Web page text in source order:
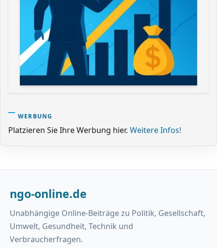
WERBUNG
Platzieren Sie Ihre Werbung hier. Weitere Infos!
ngo-online.de
Unabhängige Online-Beiträge zu Politik, Gesellschaft,
Umwelt, Gesundheit, Technik und
Verbraucherfragen.